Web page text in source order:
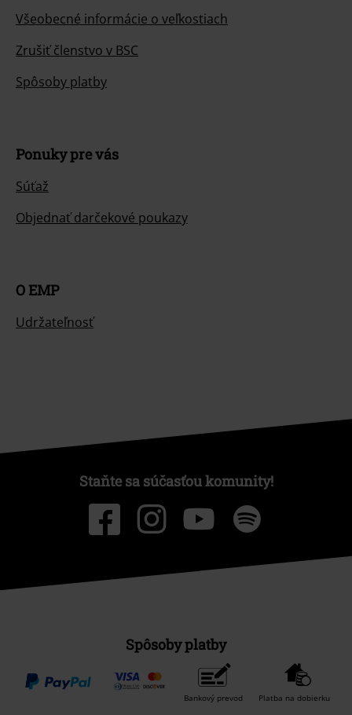
Všeobecné informácie o veľkostiach
Zrušiť členstvo v BSC
Spôsoby platby
Ponuky pre vás
Súťaž
Objednať darčekové poukazy
O EMP
Udržateľnosť
Staňte sa súčasťou komunity!
Spôsoby platby
Bankový prevod Platba na dobierku